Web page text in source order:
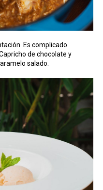
Es complicado
de chocolate y
salado.